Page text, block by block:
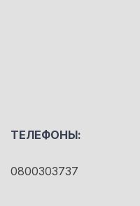
ТЕЛЕФОНЫ:
0800303737